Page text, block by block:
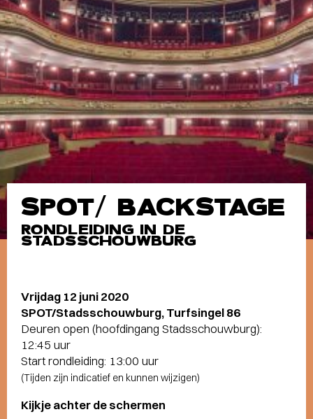
SPOT/ BACKSTAGE
RONDLEIDING IN DE
STADSSCHOUWBURG
Vrijdag 12 juni 2020
SPOT/Stadsschouwburg, Turfsingel 86
Deuren open (hoofdingang Stadsschouwburg):
12:45 uur
Start rondleiding: 13:00 uur
(Tijden zijn indicatief en kunnen wijzigen)
Kijkje achter de schermen